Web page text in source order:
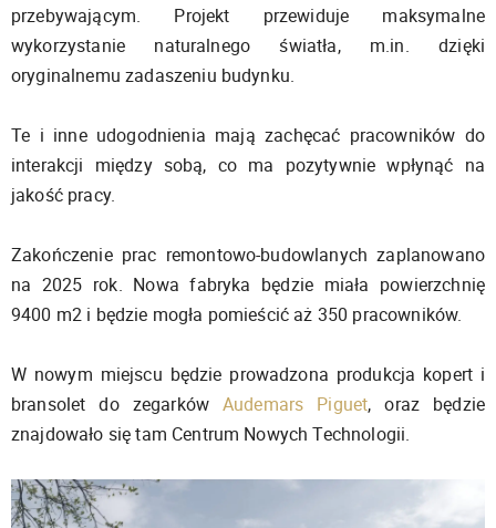
przebywającym. Projekt przewiduje maksymalne
wykorzystanie naturalnego światła, m.in. dzięki
oryginalnemu zadaszeniu budynku.
Te i inne udogodnienia mają zachęcać pracowników do
interakcji między sobą, co ma pozytywnie wpłynąć na
jakość pracy.
Zakończenie prac remontowo-budowlanych zaplanowano
na 2025 rok. Nowa fabryka będzie miała powierzchnię
9400 m2 i będzie mogła pomieścić aż 350 pracowników.
W nowym miejscu będzie prowadzona produkcja kopert i
bransolet do zegarkówAudemars Piguet, oraz będzie
znajdowało się tam Centrum Nowych Technologii.